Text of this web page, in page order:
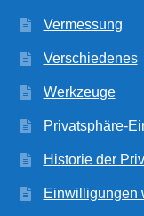
Vermessung
Verschiedenes
Werkzeuge
Privatsphäre-
Historie der
Einwilligungen